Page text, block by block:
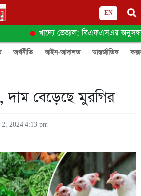
EN
খাদ্যে ভেজাল: বিএফএসএর অনুসন্ধানে
অর্থনীতি আইন-আদালত আন্তর্জাতিক
দাম বেড়েছে মুরগির
2, 2024 4:13 pm